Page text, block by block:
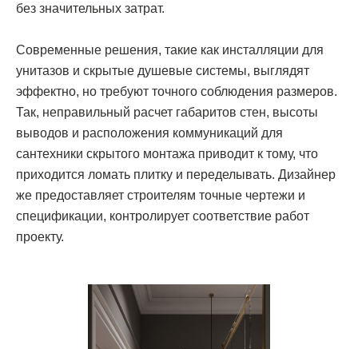
без значительных затрат.
Современные решения, такие как инсталляции для
унитазов и скрытые душевые системы, выглядят
эффектно, но требуют точного соблюдения размеров.
Так, неправильный расчет габаритов стен, высоты
выводов и расположения коммуникаций для
сантехники скрытого монтажа приводит к тому, что
приходится ломать плитку и переделывать. Дизайнер
же предоставляет строителям точные чертежи и
спецификации, контролирует соответствие работ
проекту.